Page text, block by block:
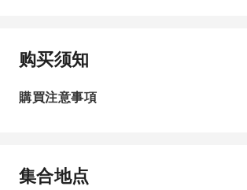
购买须知
購買注意事項
集合地点